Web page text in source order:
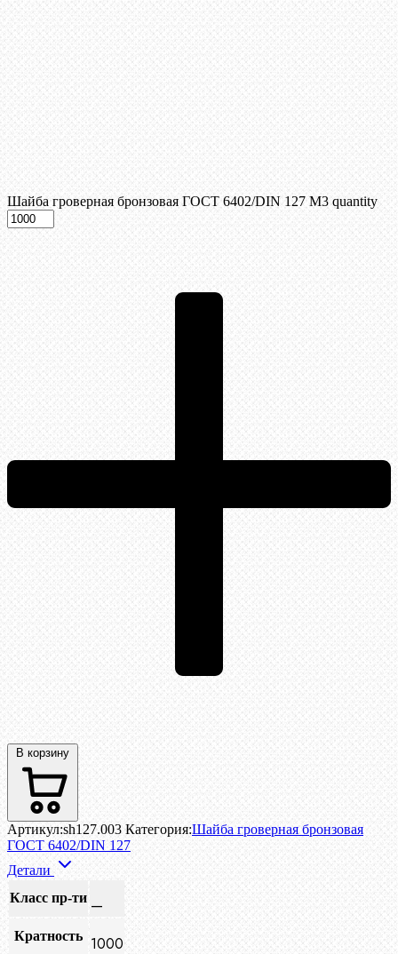
Шайба гроверная бронзовая ГОСТ 6402/DIN 127 М3 quantity
В корзину
Артикул:sh127.003 Категория:Шайба гроверная бронзовая
ГОСТ 6402/DIN 127
Детали
Класс пр-ти —
Кратность 1000